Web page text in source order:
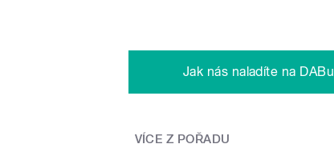
Jak nás naladíte na DABu
VÍCE Z POŘADU